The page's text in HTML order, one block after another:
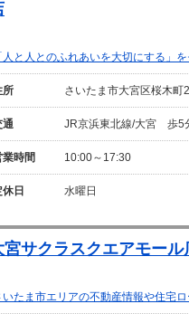
人と人とのふれあいを大切にする」
所 さいたま市大宮区桜木町2
通 JR京浜東北線/大宮 歩5
業時間 10:00～17:30
休日 水曜日
サクラスクエアモール
いたま市エリアの不動産情報や住宅